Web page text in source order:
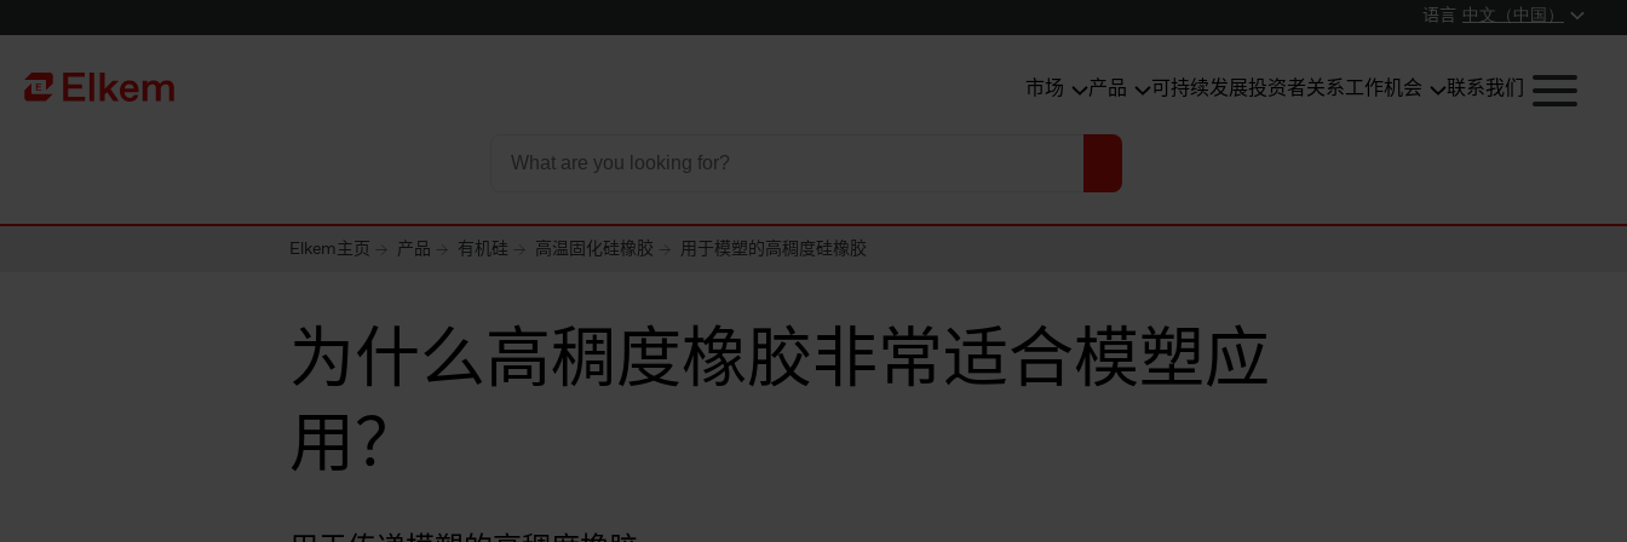
语言 中文（中国）
To start page 市场 产品 可持续发展投资者关系工作机会 联系我们
Elkem主页 产品 有机硅 高温固化硅橡胶 用于模塑的高稠度硅橡胶
为什么高稠度橡胶非常适合模塑应
用？